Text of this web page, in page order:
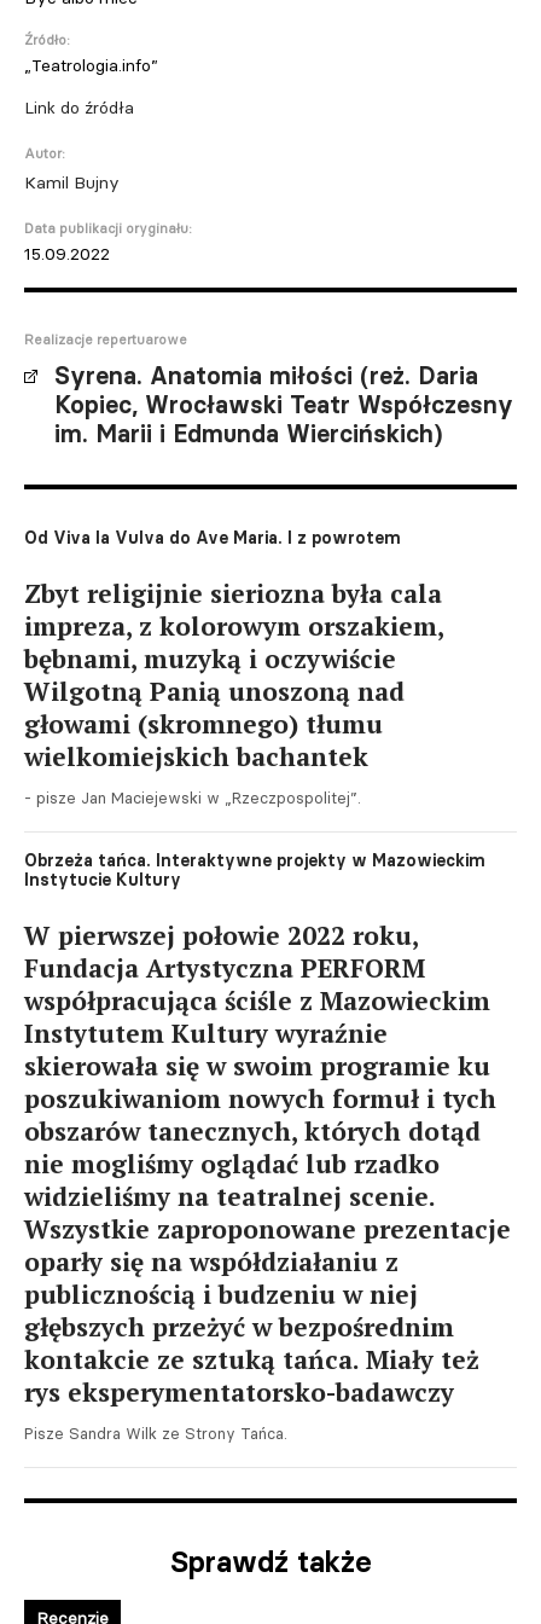
Źródło:
„Teatrologia.info”
Link do źródła
Autor:
Kamil Bujny
Data publikacji oryginału:
15.09.2022
Realizacje repertuarowe
Syrena. Anatomia miłości (reż. Daria
Kopiec, Wrocławski Teatr Współczesny
im. Marii i Edmunda Wiercińskich)
Od Viva la Vulva do Ave Maria. I z powrotem
Zbyt religijnie sieriozna była cala
impreza, z kolorowym orszakiem,
bębnami, muzyką i oczywiście
Wilgotną Panią unoszoną nad
głowami (skromnego) tłumu
wielkomiejskich bachantek
- pisze Jan Maciejewski w „Rzeczpospolitej”.
Obrzeża tańca. Interaktywne projekty w Mazowieckim
Instytucie Kultury
W pierwszej połowie 2022 roku,
Fundacja Artystyczna PERFORM
współpracująca ściśle z Mazowieckim
Instytutem Kultury wyraźnie
skierowała się w swoim programie ku
poszukiwaniom nowych formuł i tych
obszarów tanecznych, których dotąd
nie mogliśmy oglądać lub rzadko
widzieliśmy na teatralnej scenie.
Wszystkie zaproponowane prezentacje
oparły się na współdziałaniu z
publicznością i budzeniu w niej
głębszych przeżyć w bezpośrednim
kontakcie ze sztuką tańca. Miały też
rys eksperymentatorsko-badawczy
Pisze Sandra Wilk ze Strony Tańca.
Sprawdź także
Recenzje